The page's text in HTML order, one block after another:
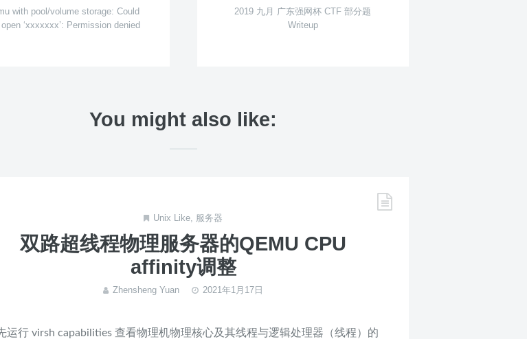
with pool/volume storage: Could
‘xxxxxxx’: Permission denied
2019 九月 广东强网杯 CTF 部分题
Writeup
You might also like:
Unix Like, 服务器
双路超线程物理服务器的QEMU CPU
affinity调整
Zhensheng Yuan 2021年1月17日
运行 virsh capabilities 查看物理机物理核心及其线程与逻辑处理器（线程）的